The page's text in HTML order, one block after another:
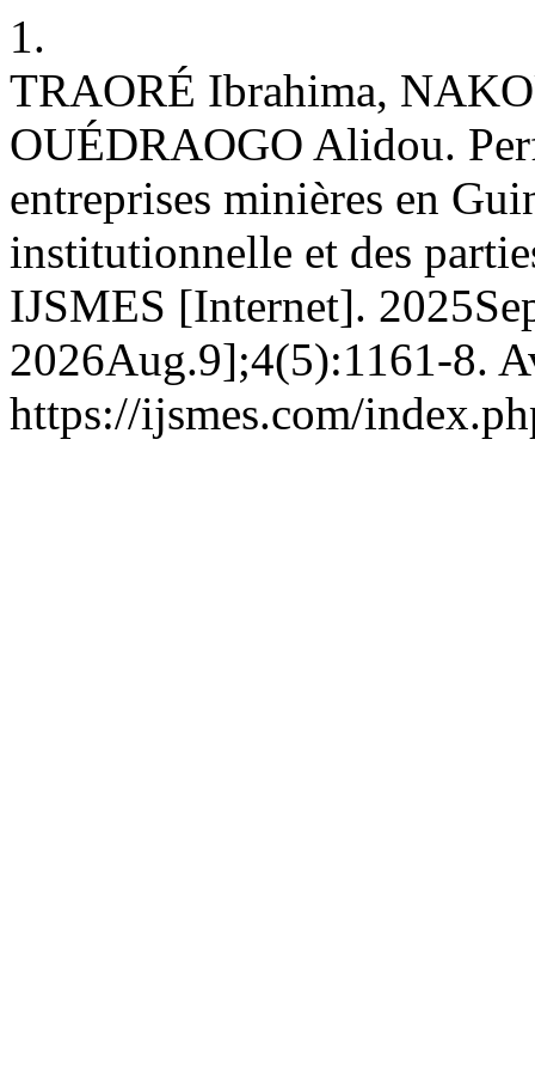
1.
TRAORÉ Ibrahima,
OUÉDRAOGO Alidou.
entreprises minières en
institutionnelle et des
IJSMES [Internet].
2026Aug.9];4(5):1161-8.
https://ijsmes.com/